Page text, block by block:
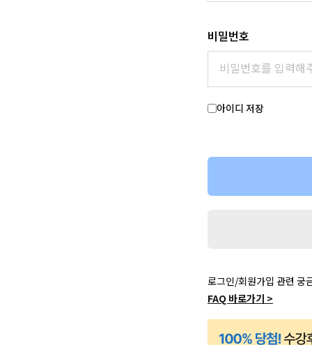
비밀번호
아이디 저장
로그인/회원가입 관련 궁
FAQ 바로가기 >